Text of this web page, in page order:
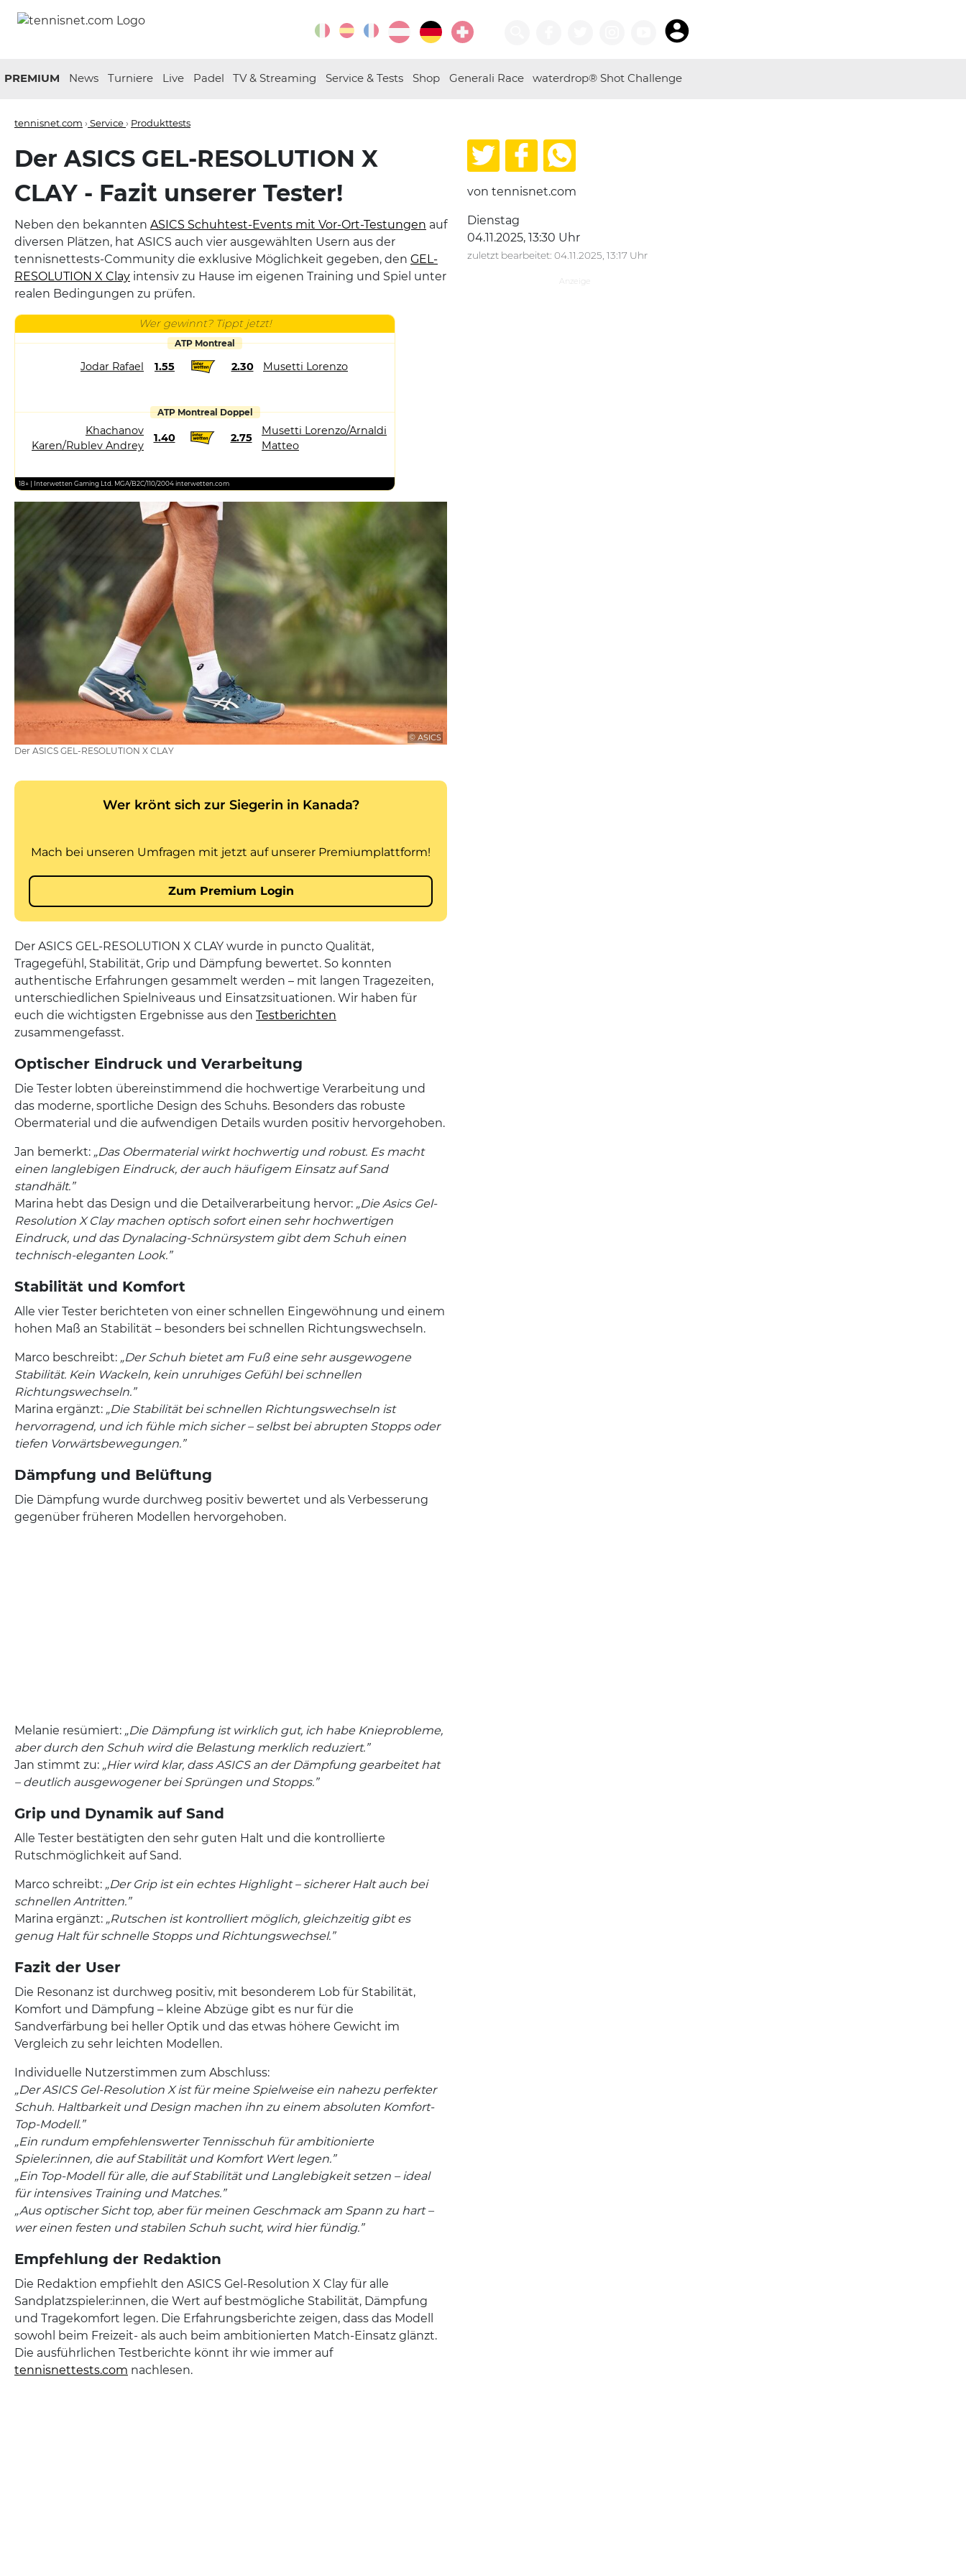
PREMIUM News Turniere Live Padel TV & Streaming Service & Tests Shop Generali Race waterdrop® Shot Challenge
tennisnet.com › Service› Produkttests
Der ASICS GEL-RESOLUTION X
CLAY - Fazit unserer Tester!
Neben den bekannten ASICS Schuhtest-Events mit Vor-Ort-Testungen auf
diversen Plätzen, hat ASICS auch vier ausgewählten Usern aus der
tennisnettests-Community die exklusive Möglichkeit gegeben, den GEL-
RESOLUTION X Clay intensiv zu Hause im eigenen Training und Spiel unter
realen Bedingungen zu prüfen.
Wer gewinnt? Tippt jetzt!
ATP Montreal
Jodar Rafael 1.55 2.30 Musetti Lorenzo
ATP Montreal Doppel
Khachanov
Karen/Rublev Andrey
1.40 2.75
Musetti Lorenzo/Arnaldi
Matteo
18+ | Interwetten Gaming Ltd. MGA/B2C/110/2004 interwetten.com
© ASICS
Der ASICS GEL-RESOLUTION X CLAY
Der ASICS GEL-RESOLUTION X CLAY wurde in puncto Qualität,
Tragegefühl, Stabilität, Grip und Dämpfung bewertet. So konnten
authentische Erfahrungen gesammelt werden – mit langen Tragezeiten,
unterschiedlichen Spielniveaus und Einsatzsituationen. Wir haben für
euch die wichtigsten Ergebnisse aus den Testberichten
zusammengefasst.
Optischer Eindruck und Verarbeitung
Die Tester lobten übereinstimmend die hochwertige Verarbeitung und
das moderne, sportliche Design des Schuhs. Besonders das robuste
Obermaterial und die aufwendigen Details wurden positiv hervorgehoben.
Jan bemerkt: „Das Obermaterial wirkt hochwertig und robust. Es macht
einen langlebigen Eindruck, der auch häufigem Einsatz auf Sand
standhält.”
Marina hebt das Design und die Detailverarbeitung hervor: „Die Asics Gel-
Resolution X Clay machen optisch sofort einen sehr hochwertigen
Eindruck, und das Dynalacing-Schnürsystem gibt dem Schuh einen
technisch-eleganten Look.”
Stabilität und Komfort
Alle vier Tester berichteten von einer schnellen Eingewöhnung und einem
hohen Maß an Stabilität – besonders bei schnellen Richtungswechseln.
Marco beschreibt: „Der Schuh bietet am Fuß eine sehr ausgewogene
Stabilität. Kein Wackeln, kein unruhiges Gefühl bei schnellen
Richtungswechseln.”
Marina ergänzt: „Die Stabilität bei schnellen Richtungswechseln ist
hervorragend, und ich fühle mich sicher – selbst bei abrupten Stopps oder
tiefen Vorwärtsbewegungen.”
Dämpfung und Belüftung
Die Dämpfung wurde durchweg positiv bewertet und als Verbesserung
gegenüber früheren Modellen hervorgehoben.
Melanie resümiert: „Die Dämpfung ist wirklich gut, ich habe Knieprobleme,
aber durch den Schuh wird die Belastung merklich reduziert.”
Jan stimmt zu: „Hier wird klar, dass ASICS an der Dämpfung gearbeitet hat
– deutlich ausgewogener bei Sprüngen und Stopps.”
Grip und Dynamik auf Sand
Alle Tester bestätigten den sehr guten Halt und die kontrollierte
Rutschmöglichkeit auf Sand.
Marco schreibt: „Der Grip ist ein echtes Highlight – sicherer Halt auch bei
schnellen Antritten.”
Marina ergänzt: „Rutschen ist kontrolliert möglich, gleichzeitig gibt es
genug Halt für schnelle Stopps und Richtungswechsel.”
Fazit der User
Die Resonanz ist durchweg positiv, mit besonderem Lob für Stabilität,
Komfort und Dämpfung – kleine Abzüge gibt es nur für die
Sandverfärbung bei heller Optik und das etwas höhere Gewicht im
Vergleich zu sehr leichten Modellen.
Individuelle Nutzerstimmen zum Abschluss:
„Der ASICS Gel-Resolution X ist für meine Spielweise ein nahezu perfekter
Schuh. Haltbarkeit und Design machen ihn zu einem absoluten Komfort-
Top-Modell.”​
„Ein rundum empfehlenswerter Tennisschuh für ambitionierte
Spieler:innen, die auf Stabilität und Komfort Wert legen.”
„Ein Top-Modell für alle, die auf Stabilität und Langlebigkeit setzen – ideal
für intensives Training und Matches.”
„Aus optischer Sicht top, aber für meinen Geschmack am Spann zu hart –
wer einen festen und stabilen Schuh sucht, wird hier fündig.”
Empfehlung der Redaktion
Die Redaktion empfiehlt den ASICS Gel-Resolution X Clay für alle
Sandplatzspieler:innen, die Wert auf bestmögliche Stabilität, Dämpfung
und Tragekomfort legen. Die Erfahrungsberichte zeigen, dass das Modell
sowohl beim Freizeit- als auch beim ambitionierten Match-Einsatz glänzt.
Die ausführlichen Testberichte könnt ihr wie immer auf
tennisnettests.com nachlesen.
von tennisnet.com
Dienstag
04.11.2025, 13:30 Uhr
zuletzt bearbeitet: 04.11.2025, 13:17 Uhr